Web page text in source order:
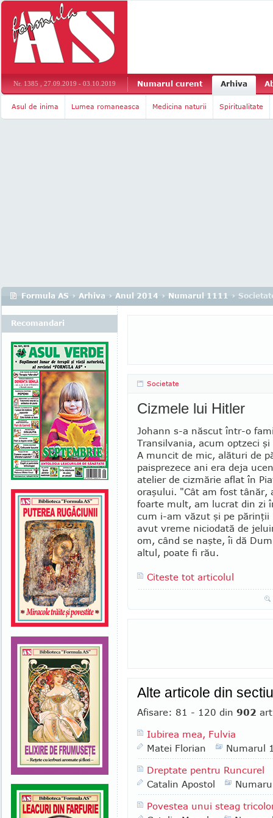
Nr. 1385 , 27.09.2019 - 03.10.2019 Numarul curent Arhiva
Asul de inima Lumea romaneasca Medicina naturii Spiritualitate
Formula AS › Arhiva › Anul 2014 › Numarul 1111 ›
Societate
Cizmele lui Hitler
Johann s-a născut într-o
Transil­vania, acum optzeci
A muncit de mic, alături de
paisprezece ani era deja
atelier de cizmărie aflat în
oraşului. "Cât am fost tânăr,
foarte mult, am lucrat din zi
cum i-am văzut şi pe pă­rin­ţii
avut vreme nicio­dată de
om, când se naşte, îi dă
altul, poate fi rău.
Citeste tot articolul
Alte articole din
Afisare: 81 - 120 din 902
Iubirea mea, Fulvia
Matei Florian
Numarul
Dreptate pentru Runcurel
Catalin Apostol
Povestea unui steag
Recomandari